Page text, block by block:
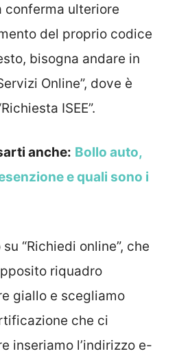
conferma ulteriore
del proprio codice
bisogna andare in
Online”, dove è
ISEE”.
anche: Bollo auto,
e quali sono i
“Richiedi online”, che
riquadro
giallo e scegliamo
che ci
inseriamo l’indirizzo e-